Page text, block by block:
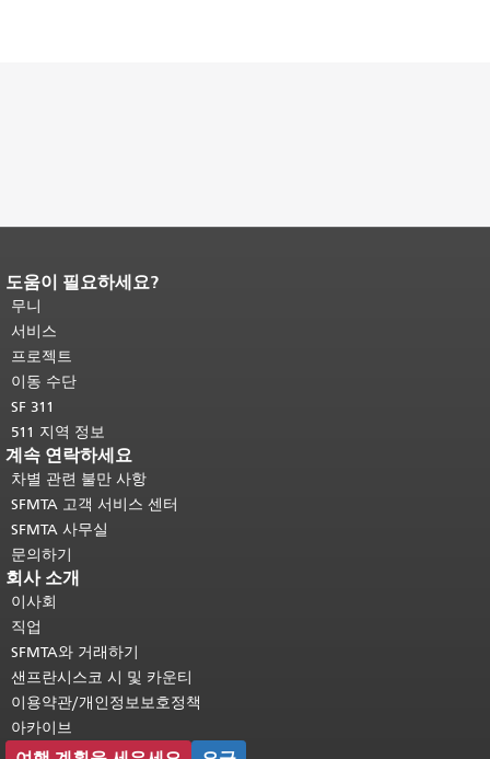
페이지 내용 끝입니다.이 페이지의 나
머지 내용은 모든 페이지에 반복됩니
다.메인 콘텐츠 상단으로 돌아가려면
여기를 클릭하십시오
도움이 필요하세요?
무니
서비스
프로젝트
이동 수단
SF 311
511 지역 정보
계속 연락하세요
차별 관련 불만 사항
SFMTA 고객 서비스 센터
SFMTA 사무실
문의하기
회사 소개
이사회
직업
SFMTA와 거래하기
샌프란시스코 시 및 카운티
이용약관/개인정보보호정책
아카이브